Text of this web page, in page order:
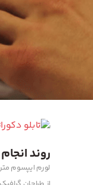
روند
لورم ایپسوم